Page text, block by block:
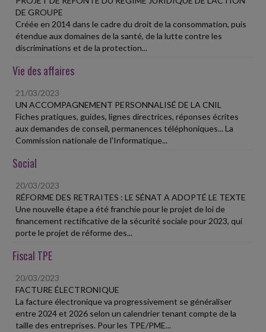
DE GROUPE
Créée en 2014 dans le cadre du droit de la consommation, puis
étendue aux domaines de la santé, de la lutte contre les
discriminations et de la protection...
Vie des affaires
21/03/2023
UN ACCOMPAGNEMENT PERSONNALISÉ DE LA CNIL
Fiches pratiques, guides, lignes directrices, réponses écrites
aux demandes de conseil, permanences téléphoniques... La
Commission nationale de l'Informatique...
Social
20/03/2023
RÉFORME DES RETRAITES : LE SÉNAT A ADOPTÉ LE TEXTE
Une nouvelle étape a été franchie pour le projet de loi de
financement rectificative de la sécurité sociale pour 2023, qui
porte le projet de réforme des...
Fiscal TPE
20/03/2023
FACTURE ÉLECTRONIQUE
La facture électronique va progressivement se généraliser
entre 2024 et 2026 selon un calendrier tenant compte de la
taille des entreprises. Pour les TPE/PME...